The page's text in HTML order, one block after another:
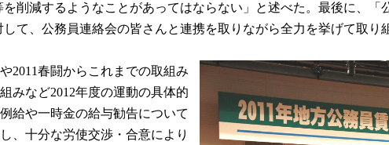
を削減するようなことがあってはならない」と述べた。最後に、「
して、公務員連絡会の皆さんと連携を取りながら全力を挙げて取り
2011春闘からこれまでの取組み
みなど2012年度の運動の具体的
給や一時金の給与勧告について
、十分な労使交渉・合意により